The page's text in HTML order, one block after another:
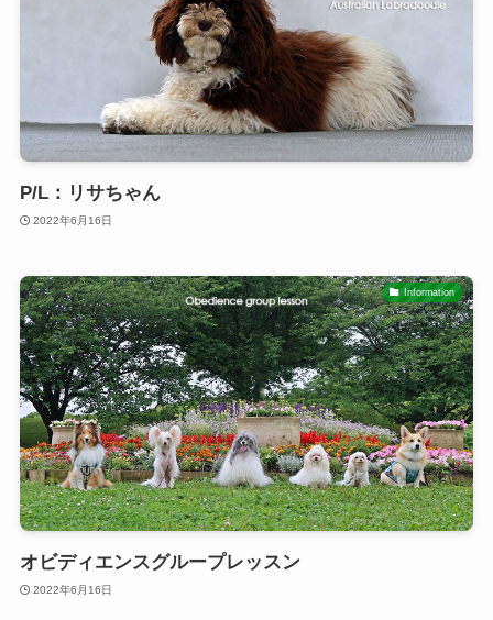
P/L：リサちゃん
2022年6月16日
Information
オビディエンスグループレッスン
2022年6月16日